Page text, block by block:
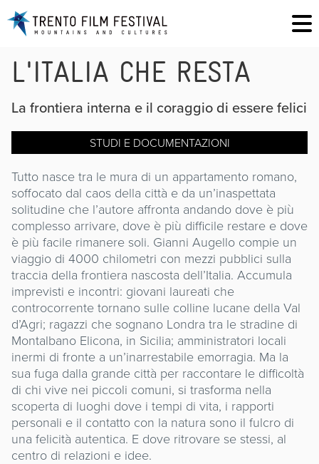
L'ITALIA CHE RESTA
La frontiera interna e il coraggio di essere felici
STUDI E DOCUMENTAZIONI
Tutto nasce tra le mura di un appartamento romano,
soffocato dal caos della città e da un’inaspettata
solitudine che l’autore affronta andando dove è più
complesso arrivare, dove è più difficile restare e dove
è più facile rimanere soli. Gianni Augello compie un
viaggio di 4000 chilometri con mezzi pubblici sulla
traccia della frontiera nascosta dell’Italia. Accumula
imprevisti e incontri: giovani laureati che
controcorrente tornano sulle colline lucane della Val
d’Agri; ragazzi che sognano Londra tra le stradine di
Montalbano Elicona, in Sicilia; amministratori locali
inermi di fronte a un’inarrestabile emorragia. Ma la
sua fuga dalla grande città per raccontare le difficoltà
di chi vive nei piccoli comuni, si trasforma nella
scoperta di luoghi dove i tempi di vita, i rapporti
personali e il contatto con la natura sono il fulcro di
una felicità autentica. E dove ritrovare se stessi, al
centro di relazioni e idee.